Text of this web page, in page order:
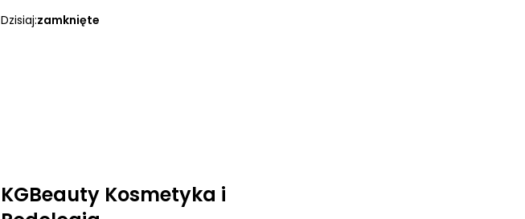
Dzisiaj:zamknięte
KGBeauty Kosmetyka i